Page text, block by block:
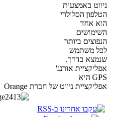
ניווט באמצעות
הטלפון הסלולרי
הוא אחד
השימושים
הנפוצים ביותר
לכל משתמש
שנמצא בדרך.
אפליקציית אורנג'
GPS היא
אפליקציית ניווט של חברת Orange